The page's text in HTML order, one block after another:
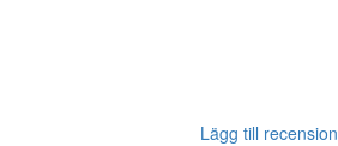
Lägg till recension